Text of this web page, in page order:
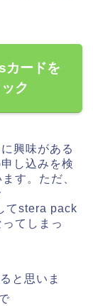
ードを
ク
興味がある
し込みを検
す。ただ、
てstera pack
てしまっ
と思いま